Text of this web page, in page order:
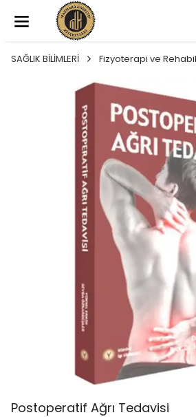
SAĞLIK BİLİMLERİ Fizyoterapi ve
Postoperatif Ağrı Tedavisi